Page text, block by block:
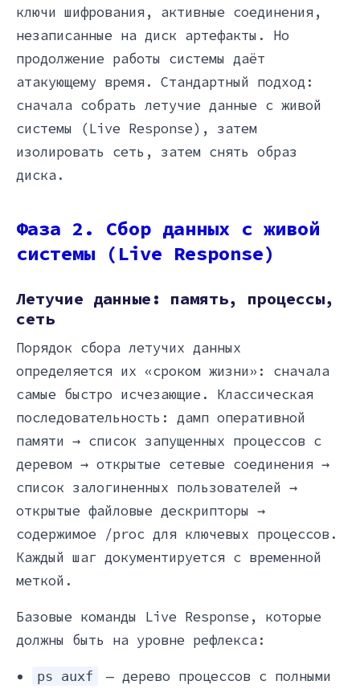
ключи шифрования, активные соединения,
незаписанные на диск артефакты. Но
продолжение работы системы даёт
атакующему время. Стандартный подход:
сначала собрать летучие данные с живой
системы (Live Response), затем
изолировать сеть, затем снять образ
диска.
Фаза 2. Сбор данных с живой
системы (Live Response)
Летучие данные: память, процессы,
сеть
Порядок сбора летучих данных
определяется их «сроком жизни»: сначала
самые быстро исчезающие. Классическая
последовательность: дамп оперативной
памяти → список запущенных процессов с
деревом → открытые сетевые соединения →
список залогиненных пользователей →
открытые файловые дескрипторы →
содержимое /proc для ключевых процессов.
Каждый шаг документируется с временной
меткой.
Базовые команды Live Response, которые
должны быть на уровне рефлекса:
ps auxf
— дерево процессов с полными